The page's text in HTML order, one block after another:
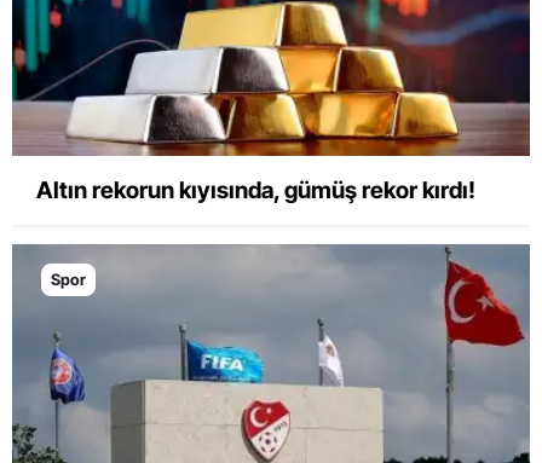
Altın rekorun kıyısında, gümüş rekor kırdı!
Spor